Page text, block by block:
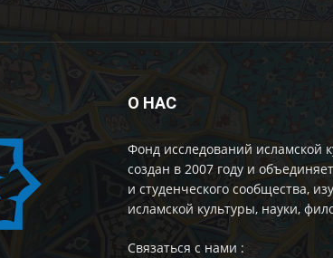
О НАС
Фонд исследований исламской
создан в 2007 году и
и студенческого сообщества,
исламской культуры, науки,
Cвязаться с нами :